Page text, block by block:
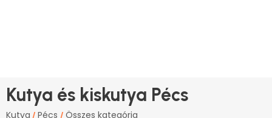
Kutya és kiskutya Pécs
Kutya / Pécs / Összes kategória